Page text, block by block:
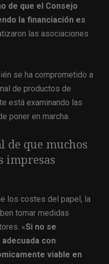
de que el Consejo
la financiación es
las asociaciones
se ha comprometido a
de productos de
está examinando las
poner en marcha.
de que muchos
impresas
los costes del papel, la
tomar medidas
«Si no se
con
viable en